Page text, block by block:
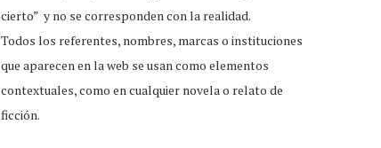
cierto” y no se corresponden con la realidad.
Todos los referentes, nombres, marcas o instituciones
que aparecen en la web se usan como elementos
contextuales, como en cualquier novela o relato de
ficción.